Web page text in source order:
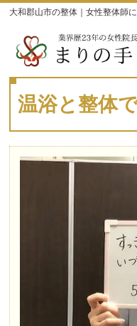
大和郡山市の整体｜女性整体師
温浴と整体